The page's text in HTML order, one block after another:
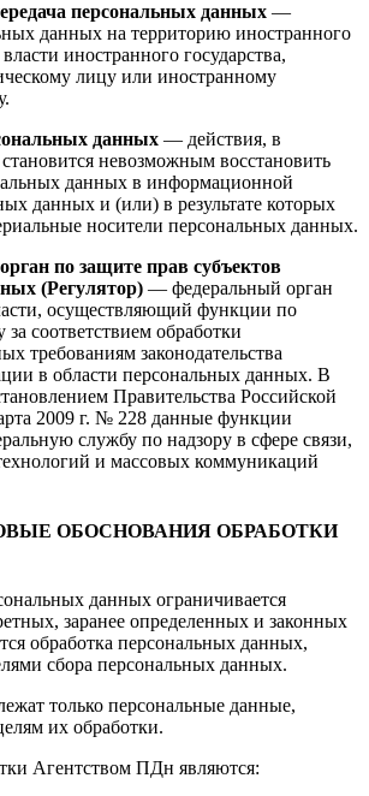
персональных данных —
данных на территорию иностранного
иностранного государства,
лицу или иностранному
данных — действия, в
становится невозможным восстановить
данных в информационной
данных и (или) в результате которых
носители персональных данных.
по защите прав субъектов
(Регулятор) — федеральный орган
осуществляющий функции по
соответствием обработки
требованиям законодательства
в области персональных данных. В
Правительства Российской
2009 г. № 228 данные функции
службу по надзору в сфере связи,
и массовых коммуникаций
ОБОСНОВАНИЯ ОБРАБОТКИ
данных ограничивается
заранее определенных и законных
обработка персональных данных,
сбора персональных данных.
только персональные данные,
их обработки.
Агентством ПДн являются: